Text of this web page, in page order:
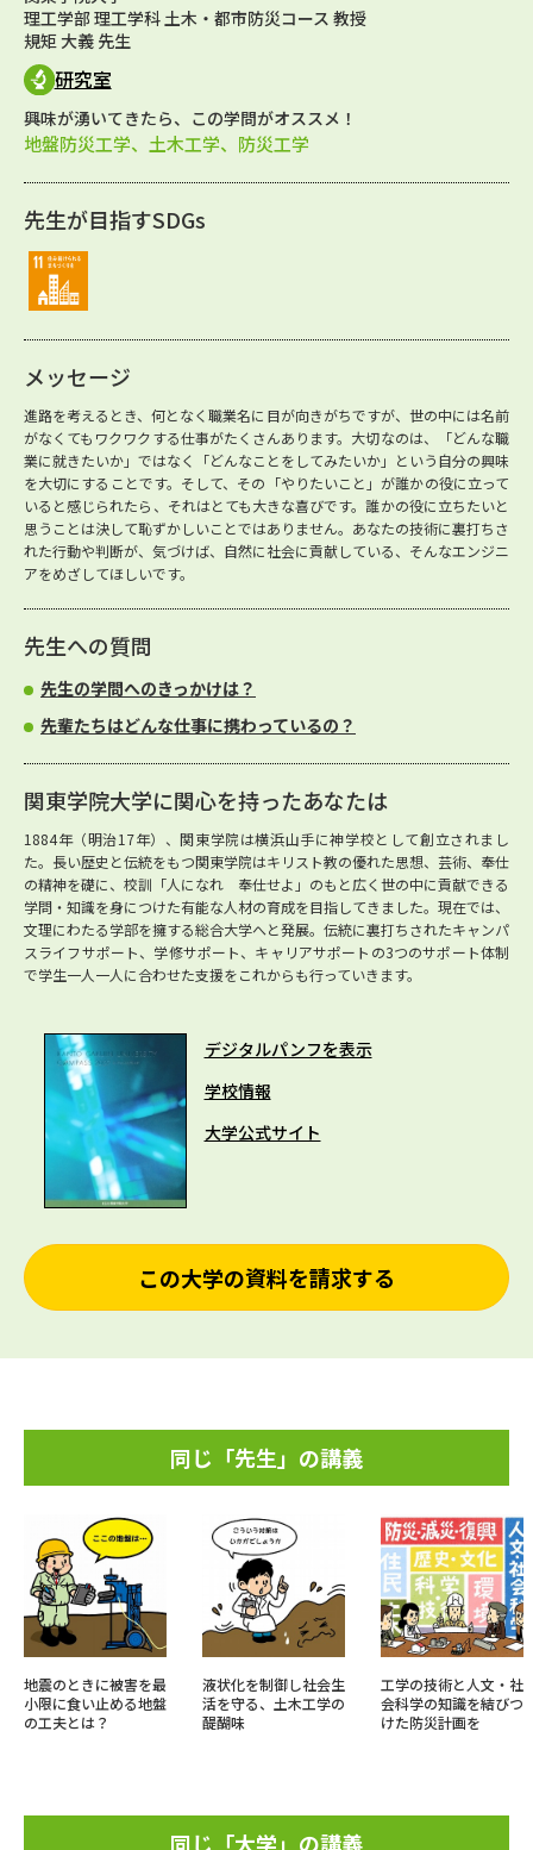
理工学部 理工学科 土木・都市防災コース 教授
規矩 大義 先生
研究室
興味が湧いてきたら、この学問がオススメ！
地盤防災工学、土木工学、防災工学
先生が目指すSDGs
メッセージ
進路を考えるとき、何となく職業名に目が向きがちですが、世の中には名前
がなくてもワクワクする仕事がたくさんあります。大切なのは、「どんな職
業に就きたいか」ではなく「どんなことをしてみたいか」という自分の興味
を大切にすることです。そして、その「やりたいこと」が誰かの役に立って
いると感じられたら、それはとても大きな喜びです。誰かの役に立ちたいと
思うことは決して恥ずかしいことではありません。あなたの技術に裏打ちさ
れた行動や判断が、気づけば、自然に社会に貢献している、そんなエンジニ
アをめざしてほしいです。
先生への質問
先生の学問へのきっかけは？
先輩たちはどんな仕事に携わっているの？
関東学院大学に関心を持ったあなたは
1884年（明治17年）、関東学院は横浜山手に神学校として創立されまし
た。長い歴史と伝統をもつ関東学院はキリスト教の優れた思想、芸術、奉仕
の精神を礎に、校訓「人になれ 奉仕せよ」のもと広く世の中に貢献できる
学問・知識を身につけた有能な人材の育成を目指してきました。現在では、
文理にわたる学部を擁する総合大学へと発展。伝統に裏打ちされたキャンパ
スライフサポート、学修サポート、キャリアサポートの3つのサポート体制
で学生一人一人に合わせた支援をこれからも行っていきます。
デジタルパンフを表示
学校情報
大学公式サイト
この大学の資料を請求する
同じ「先生」の講義
地震のときに被害を最
小限に食い止める地盤
の工夫とは？
液状化を制御し社会生
活を守る、土木工学の
醍醐味
工学の技術と人文・社
会科学の知識を結びつ
けた防災計画を
同じ「大学」の講義